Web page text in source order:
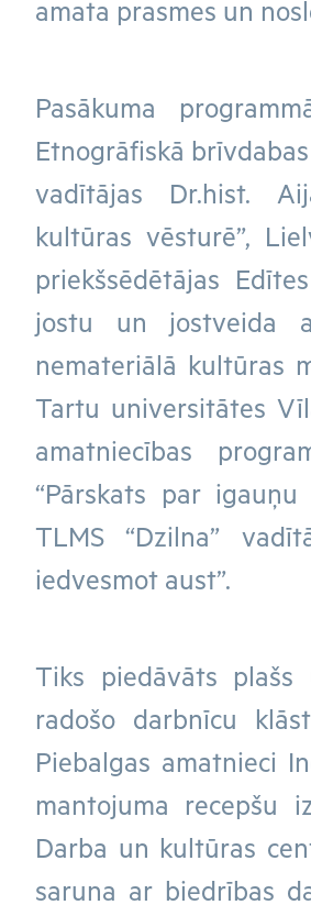
amata prasmes un
Pasākuma
Etnogrāfiskā
vadītājas Dr.hist.
kultūras vēsturē”,
priekšsēdētājas
jostu un jostveida
nemateriālā kultūras
Tartu universitātes
amatniecības
“Pārskats par
TLMS “Dzilna”
iedvesmot aust”.
Tiks piedāvāts
radošo darbnīcu
Piebalgas amatnieci
mantojuma recepšu
Darba un kultūras
saruna ar biedrības